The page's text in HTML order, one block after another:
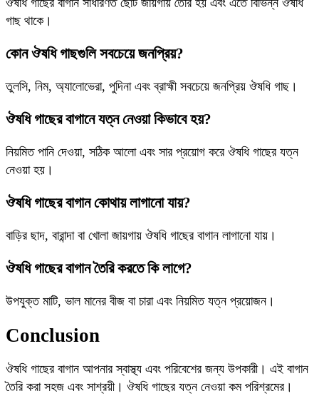
গাছ থাকে।
কোন ঔষধি গাছগুলি সবচেয়ে জনপ্রিয়?
তুলসি, নিম, অ্যালোভেরা, পুদিনা এবং ব্রাহ্মী সবচেয়ে জনপ্রিয় ঔষধি গাছ।
ঔষধি গাছের বাগানে যত্ন নেওয়া কিভাবে হয়?
নিয়মিত পানি দেওয়া, সঠিক আলো এবং সার প্রয়োগ করে ঔষধি গাছের যত্ন
নেওয়া হয়।
ঔষধি গাছের বাগান কোথায় লাগানো যায়?
বাড়ির ছাদ, বারান্দা বা খোলা জায়গায় ঔষধি গাছের বাগান লাগানো যায়।
ঔষধি গাছের বাগান তৈরি করতে কি লাগে?
উপযুক্ত মাটি, ভাল মানের বীজ বা চারা এবং নিয়মিত যত্ন প্রয়োজন।
Conclusion
ঔষধি গাছের বাগান আপনার স্বাস্থ্য এবং পরিবেশের জন্য উপকারী। এই বাগান
তৈরি করা সহজ এবং সাশ্রয়ী। ঔষধি গাছের যত্ন নেওয়া কম পরিশ্রমের।